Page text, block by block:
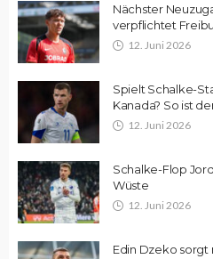
Nächster
verpflichtet
12. Juni 2026
Spielt Schalke-
Kanada? So ist
12. Juni 2026
Schalke-Flop
Wüste
12. Juni 2026
Edin Dzeko sorgt